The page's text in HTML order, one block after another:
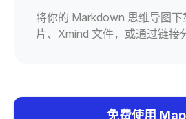
将你的 Markdown 思维导图下
片、Xmind 文件，或通过链接
免费使用